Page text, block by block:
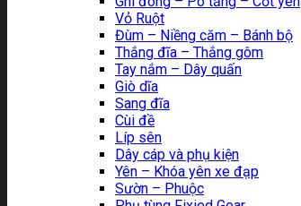
Vỏ Ruột
Đùm – Niềng căm – Bánh bộ
Thắng đĩa – Thắng gôm
Tay nắm – Dây quấn
Giò dĩa
Sang đĩa
Cùi đề
Líp sên
Dây cáp và phụ kiện
Yên – Khóa yên xe đạp
Sườn – Phuộc